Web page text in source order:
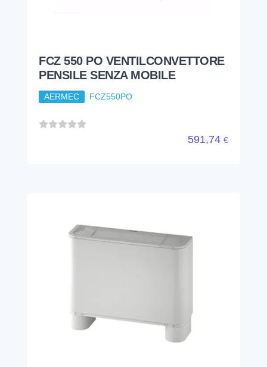
FCZ 550 PO VENTILCONVETTORE
PENSILE SENZA MOBILE
AERMEC FCZ550PO
591,74 €